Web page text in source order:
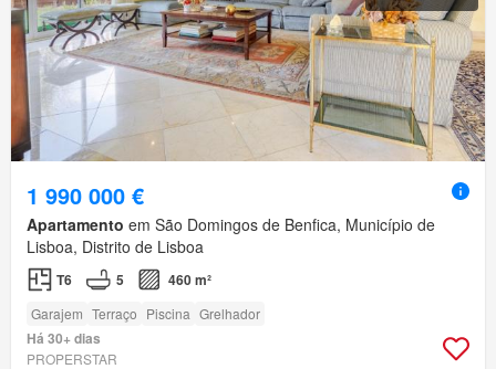
1 990 000 €
Apartamento em São Domingos de Benfica, Município de
Lisboa, Distrito de Lisboa
T6 5 460 m²
Garajem Terraço Piscina Grelhador
Há 30+ dias
PROPERSTAR